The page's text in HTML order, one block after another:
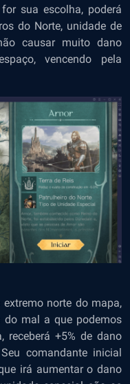
sua escolha, poderá
do Norte, unidade de
causar muito dano
vencendo pela
norte do mapa,
do mal a que podemos
receberá +5% de dano
comandante inicial
irá aumentar o dano